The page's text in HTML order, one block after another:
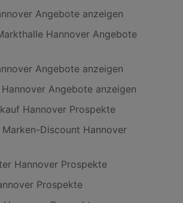
Angebote anzeigen
Hannover Angebote
Angebote anzeigen
Angebote anzeigen
Hannover Prospekte
Discount Hannover
Hannover Prospekte
Prospekte